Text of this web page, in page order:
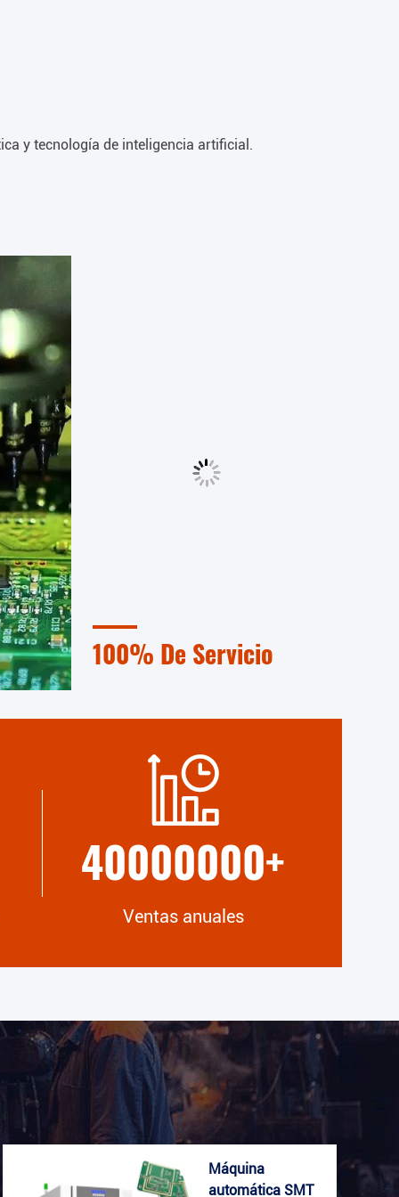
y tecnología de inteligencia artificial.
más
100% De Servicio
envases personalizados, FOB, CIF,
encontrar la mejor solución para
todas sus preocupaciones.
40000000+
Ventas anuales
Máquina
automática SMT